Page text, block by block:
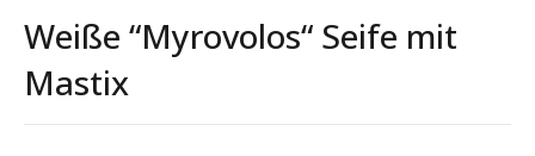
Weiße “Myrovolos“ Seife mit
Mastix